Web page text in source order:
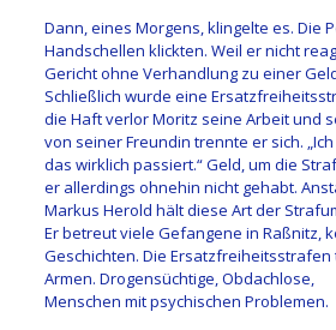
Dann, eines Morgens, klingelte es. Die
Handschellen klickten. Weil er nicht
Gericht ohne Verhandlung zu einer
Schließlich wurde eine
die Haft verlor Moritz seine Arbeit und
von seiner Freundin trennte er sich.
das wirklich passiert.“ Geld, um die
er allerdings ohnehin nicht gehabt.
Markus Herold hält diese Art der
Er betreut viele Gefangene in Raßnitz,
Geschichten. Die
Armen. Drogensüchtige, Obdachlose,
Menschen mit psychischen Problemen.